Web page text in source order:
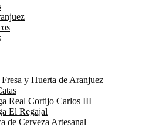
y Huerta de Aranjuez
Real Cortijo Carlos III
El Regajal
de Cerveza Artesanal